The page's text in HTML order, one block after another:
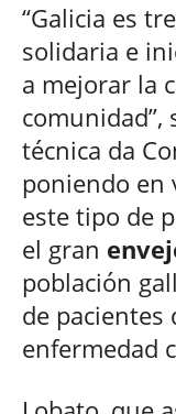
“Galicia es
solidaria e
a mejorar la
comunidad”,
técnica da
poniendo en
este tipo de
el gran
población
de
enfermedad